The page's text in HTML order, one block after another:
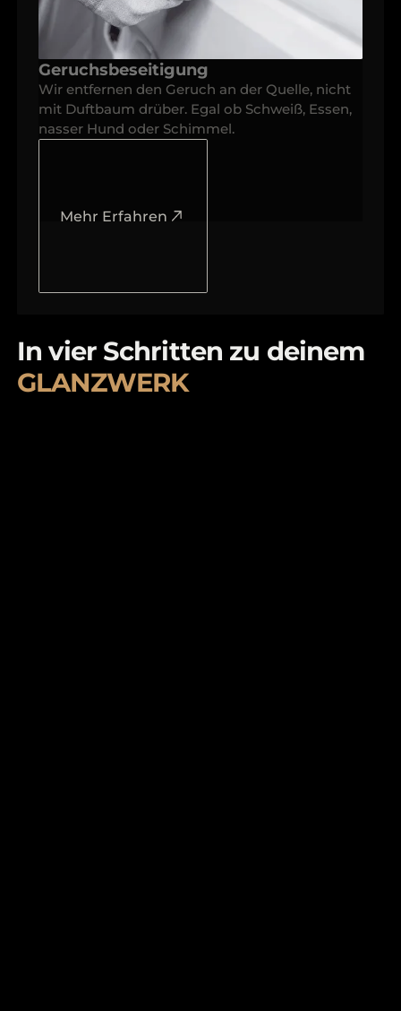
Geruchsbeseitigung
Wir entfernen den Geruch an der Quelle, nicht
mit Duftbaum drüber. Egal ob Schweiß, Essen,
nasser Hund oder Schimmel.
Mehr Erfahren
In vier Schritten zu deinem
GLANZWERK